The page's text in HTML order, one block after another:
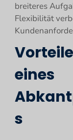
breiteres
Flexibilität
eines
s